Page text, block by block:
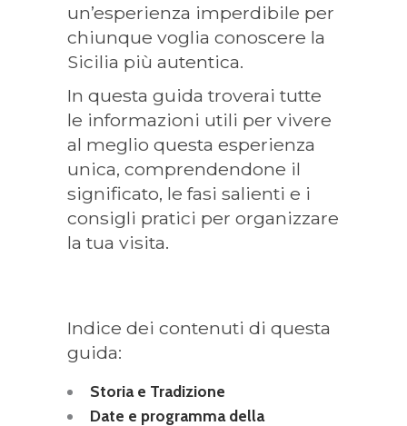
un’esperienza imperdibile per
chiunque voglia conoscere la
Sicilia più autentica.
In questa guida troverai tutte
le informazioni utili per vivere
al meglio questa esperienza
unica, comprendendone il
significato, le fasi salienti e i
consigli pratici per organizzare
la tua visita.
Indice dei contenuti di questa
guida:
Storia e Tradizione
Date e programma della